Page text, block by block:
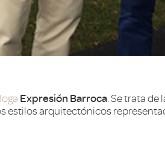
Expresión Barroca. Se trata de
estilos arquitectónicos